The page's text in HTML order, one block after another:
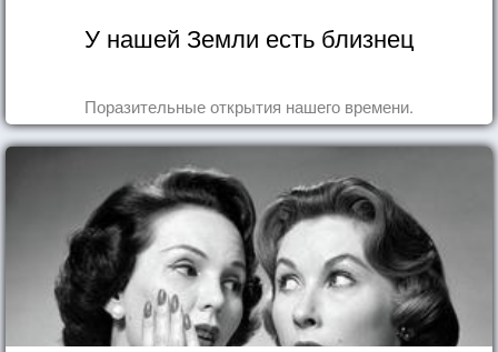
У нашей Земли есть близнец
Поразительные открытия нашего времени.